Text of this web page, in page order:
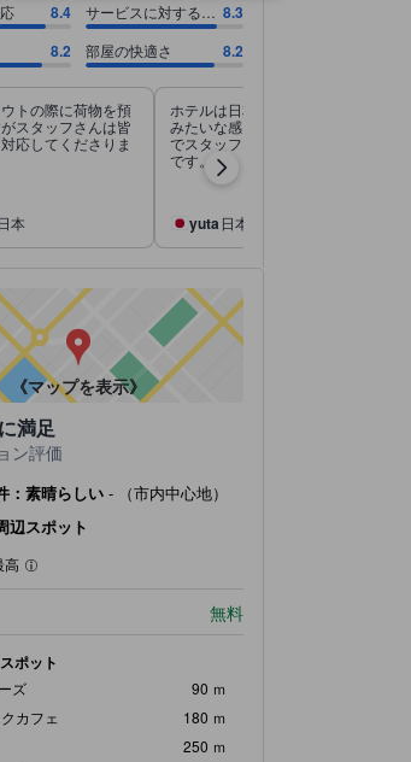
8.4
サービスに対する料
金
8.3
8.2 部屋の快適さ 8.2
トの際に荷物を預
スタッフさんは皆
応してくださりま
日本
ホテルは日本のビジネスホテル
みたいな感じですがとても清潔
でスタッフも真面目で一生懸命
です。
yuta 日本
BTS プロンポン駅（距離0.31km）
BTS トンロー駅（距離0.95km）
《マップを表示》
満足
ン評価
：素晴らしい -
（市内中心地）
辺スポット
高
無料
ポット
ズ
90 ｍ
カフェ
180 ｍ
250 ｍ